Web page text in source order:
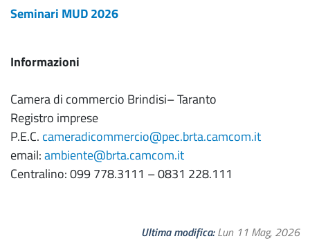
Seminari MUD 2026
Informazioni
Camera di commercio Brindisi– Taranto
Registro imprese
P.E.C. cameradicommercio@pec.brta.camcom.it
email:ambiente@brta.camcom.it
Centralino: 099 778.3111 – 0831 228.111
Ultima modifica Lun 11 Mag, 2026